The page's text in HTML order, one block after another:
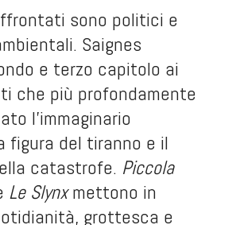
sono politici e
Saignes
e terzo capitolo ai
che più profondamente
l’immaginario
figura del tiranno e il
catastrofe. Piccola
Le Slynxmettono in
grottesca e